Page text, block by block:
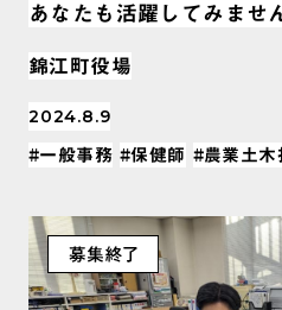
あなたも活躍してみませ
錦江町役場
2024.8.9
#一般事務 #保健師 #農業土木